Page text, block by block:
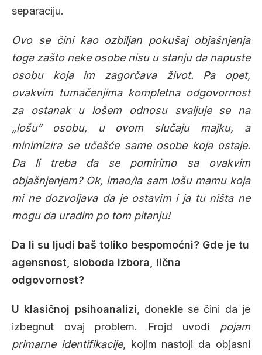
separaciju.
Ovo se čini kao ozbiljan pokušaj objašnjenja
toga zašto neke osobe nisu u stanju da napuste
osobu koja im zagorčava život. Pa opet,
ovakvim tumačenjima kompletna odgovornost
za ostanak u lošem odnosu svaljuje se na
„lošu“ osobu, u ovom slučaju majku, a
minimizira se učešće same osobe koja ostaje.
Da li treba da se pomirimo sa ovakvim
objašnjenjem? Ok, imao/la sam lošu mamu koja
mi ne dozvoljava da je ostavim i ja tu ništa ne
mogu da uradim po tom pitanju!
Da li su ljudi baš toliko bespomoćni? Gde je tu
agensnost, sloboda izbora, lična
odgovornost?
U klasičnoj psihoanalizi, donekle se čini da je
izbegnut ovaj problem. Frojd uvodi pojam
primarne identifikacije, kojim nastoji da objasni